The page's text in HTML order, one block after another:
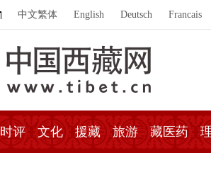
中文繁体 English Deutsch Francais
时评 文化 援藏 旅游 藏医药